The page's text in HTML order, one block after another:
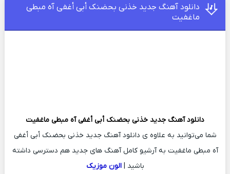
دانلود آهنگ جدید خذنی بحضنک أبی أغفی آه مبطی
ماغفیت
دانلود آهنگ جدید خذنی بحضنک أبی أغفی آه مبطی ماغفیت
شما می‌توانید به علاوه ی دانلود آهنگ جدید خذنی بحضنک أبی أغفی
آه مبطی ماغفیت به آرشیو کامل آهنگ های جدید هم دسترسی داشته
باشید |الون موزیک